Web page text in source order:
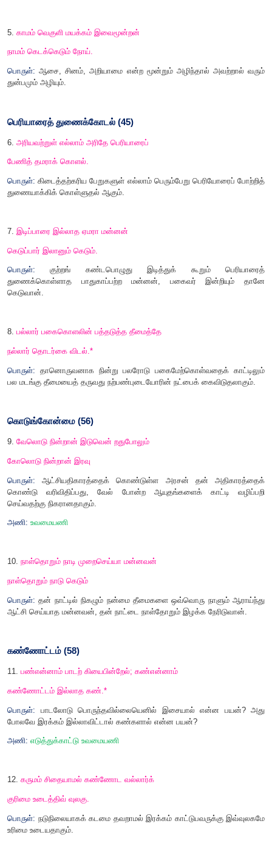
பொருள்:உலகத்தோடு ஒத்து வாழக் கல்லாதார்
அறிவு இல்லாதவரே (எனக் கருதப்படுவார்).
4. எப்பொருள் எத்தன்மைத் தாயினும் அப்பொருள்
மெய்ப்பொருள் காண்ப தறிவு.*
பொருளின் உண்மைப் பொருளைக் காண்பதே அறிவாகும்.
5.காமம் வெகுளி மயக்கம் இவைமூன்றன்
பொருள்:ஆசை ,சினம்,அறியாமை என்ற மூன்றும் அழிந்தால்
துன்பமும் அழியும்.
பெரியாரைத் துணைக்கோடல் (
6.அரியவற்றுள் எல்லாம் அரிதே பெரியாரைப்
பொருள்:கிடைத்தற்கரிய பேறுகளுள் எல்லாம் பெரும்பேறு
துணையாக்கிக் கொள்ளுதல் ஆகும்.
7.இடிப்பாரை இல்லாத ஏமரா மன்னன்
கெடுப்பார் இலானும் கெடும்.
கெடுவான்.
8. பல்லார் பகைகொளலின் பத்தடுத்த தீமைத்தே
தானொருவனாக நின்று பலரோடு
பல மடங்கு தீமையைத் தருவது நற்பண்புடையோரின் நட்பைக்
கொடுங்கோன்மை (56)
9. வேலொடு நின்றான் இடுவென் றதுபோலும்
பொருள்: ஆட்சியதிகாரத்தைக் கொண்டுள்ள அரசன் தன்
செய்வதற்கு நிகரானதாகும்.